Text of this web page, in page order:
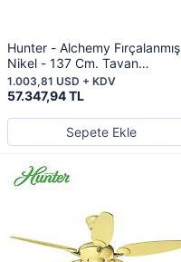
Hunter - Alchemy Fırçalanmış
Nikel - 137 Cm. Tavan
Vantilatörü
57.347,94 TL
1.003,81 USD + KDV
Sepete Ekle